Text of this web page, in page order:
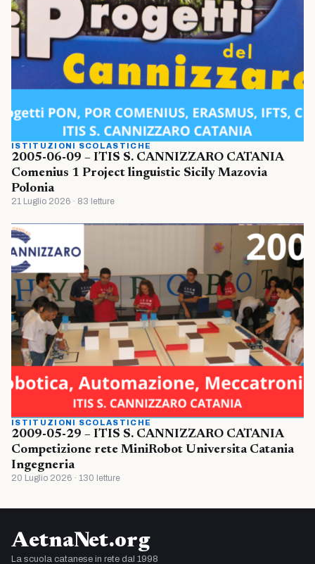
ISTITUZIONI SCOLASTICHE
2005-06-09 – ITIS S. CANNIZZARO CATANIA
Comenius 1 Project linguistic Sicily Mazovia
Polonia
21 Luglio 2026 · 83 letture
ISTITUZIONI SCOLASTICHE
2009-05-29 – ITIS S. CANNIZZARO CATANIA
Competizione rete MiniRobot Universita Catania
Ingegneria
20 Luglio 2026 · 130 letture
AetnaNet.org
La scuola catanese in rete dal 1998